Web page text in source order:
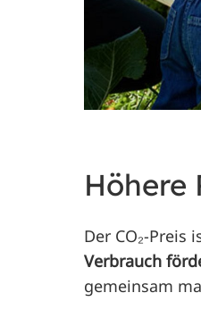
Höhere
Der CO₂-
Verbrauch
gemeinsam